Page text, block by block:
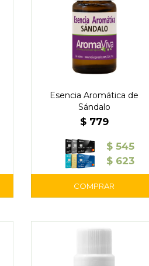
Esencia Aromática de
Sándalo
$ 779
$ 545
$ 623